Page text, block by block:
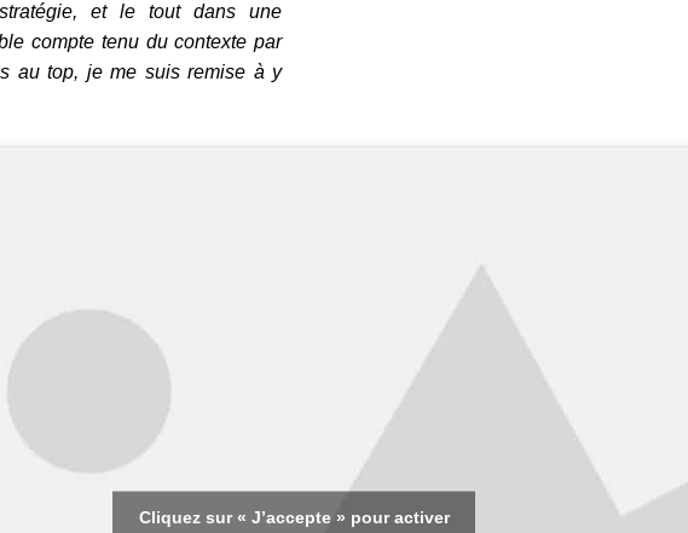
et le tout dans une
compte tenu du contexte par
au top, je me suis remise à y
Cliquez sur « J’accepte » pour activer